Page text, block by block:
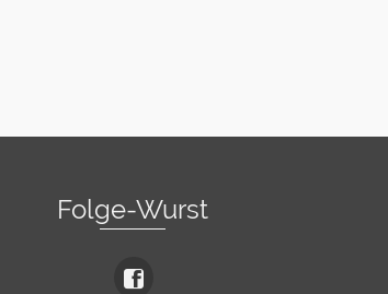
Folge-Wurst